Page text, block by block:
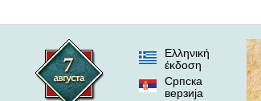
Ελληνική
έκδοση
Српска
верзиjа